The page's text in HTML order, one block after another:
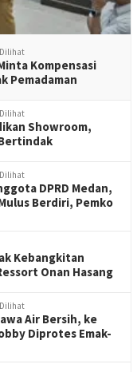
Kompensasi
Pemadaman
Showroom,
DPRD Medan,
Berdiri, Pemko
Kebangkitan
Onan Hasang
Air Bersih, ke
Diprotes Emak-